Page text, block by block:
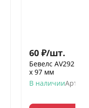
60 ₽/шт.
Бевелс AV292
х 97 мм
В наличии